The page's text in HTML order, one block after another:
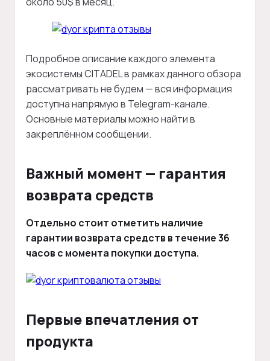
Подробное описание каждого элемента
экосистемы CITADEL в рамках данного обзора
рассматривать не будем — вся информация
доступна напрямую в Telegram-канале.
Основные материалы можно найти в
закреплённом сообщении.
Важный момент — гарантия
возврата средств
Отдельно стоит отметить наличие
гарантии возврата средств в течение 36
часов с момента покупки доступа.
Первые впечатления от
продукта